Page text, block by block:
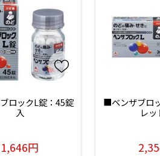
ロックL錠：45錠
入
1,646円
■ベンザブロ
レ